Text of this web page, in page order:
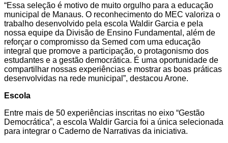
“Essa seleção é motivo de muito orgulho para a educação
municipal de Manaus. O reconhecimento do MEC valoriza o
trabalho desenvolvido pela escola Waldir Garcia e pela
nossa equipe da Divisão de Ensino Fundamental, além de
reforçar o compromisso da Semed com uma educação
integral que promove a participação, o protagonismo dos
estudantes e a gestão democrática. É uma oportunidade de
compartilhar nossas experiências e mostrar as boas práticas
desenvolvidas na rede municipal”, destacou Arone.
Escola
Entre mais de 50 experiências inscritas no eixo “Gestão
Democrática”, a escola Waldir Garcia foi a única selecionada
para integrar o Caderno de Narrativas da iniciativa.